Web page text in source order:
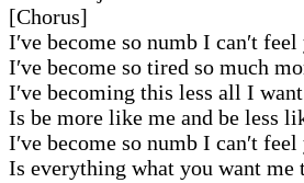
[Chorus]
I′ve become so numb I can′t
I′ve become so tired so much
I′ve becoming this less all I
Is be more like me and be less
I′ve become so numb I can′t
Is everything what you want me